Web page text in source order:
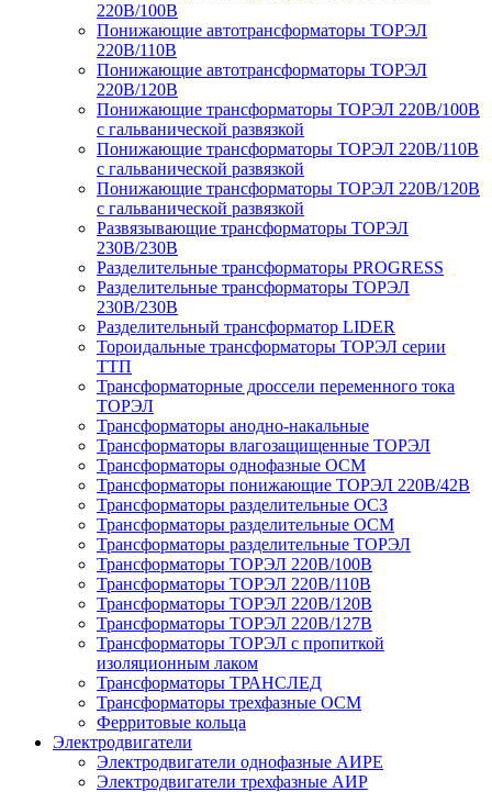
220В/100В
Понижающие автотрансформаторы ТОРЭЛ
220В/110В
Понижающие автотрансформаторы ТОРЭЛ
220В/120В
Понижающие трансформаторы ТОРЭЛ 220В/100В
с гальванической развязкой
Понижающие трансформаторы ТОРЭЛ 220В/110В
с гальванической развязкой
Понижающие трансформаторы ТОРЭЛ 220В/120В
с гальванической развязкой
Развязывающие трансформаторы ТОРЭЛ
230В/230В
Разделительные трансформаторы PROGRESS
Разделительные трансформаторы ТОРЭЛ
230В/230В
Разделительный трансформатор LIDER
Тороидальные трансформаторы ТОРЭЛ серии
ТТП
Трансформаторные дроссели переменного тока
ТОРЭЛ
Трансформаторы анодно-накальные
Трансформаторы влагозащищенные ТОРЭЛ
Трансформаторы однофазные ОСМ
Трансформаторы понижающие ТОРЭЛ 220В/42В
Трансформаторы разделительные ОСЗ
Трансформаторы разделительные ОСМ
Трансформаторы разделительные ТОРЭЛ
Трансформаторы ТОРЭЛ 220В/100В
Трансформаторы ТОРЭЛ 220В/110В
Трансформаторы ТОРЭЛ 220В/120В
Трансформаторы ТОРЭЛ 220В/127В
Трансформаторы ТОРЭЛ с пропиткой
изоляционным лаком
Трансформаторы ТРАНСЛЕД
Трансформаторы трехфазные ОСМ
Ферритовые кольца
Электродвигатели
Электродвигатели однофазные АИРЕ
Электродвигатели трехфазные АИР